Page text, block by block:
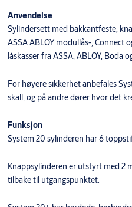
Anvendelse
Sylindersett med bakkantfeste,
ASSA ABLOY modullås-, Connect
låskasser fra ASSA, ABLOY, Boda
For høyere sikkerhet anbefales
skall, og på andre dører hvor det
Funksjon
System 20 sylinderen har 6
Knappsylinderen er utstyrt med 2
tilbake til utgangspunktet.